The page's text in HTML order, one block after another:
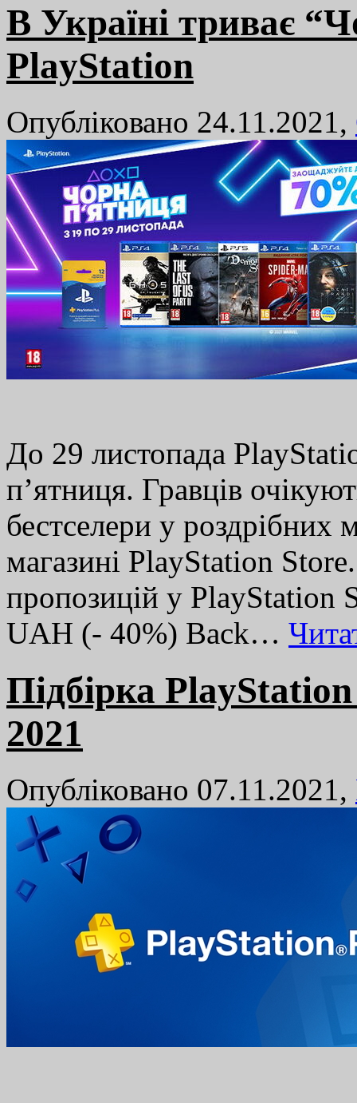
В Україні триває
PlayStation
Опубліковано 24.11.2021,
До 29 листопада
п’ятниця. Гравців
бестселери у
магазині PlayStation
пропозицій у PlayStation
UAH (- 40%) Back…
Підбірка PlayStation
2021
Опубліковано 07.11.2021,